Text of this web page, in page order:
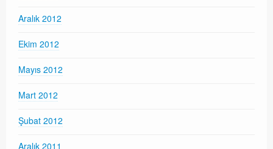
Aralık 2012
Ekim 2012
Mayıs 2012
Mart 2012
Şubat 2012
Aralık 2011